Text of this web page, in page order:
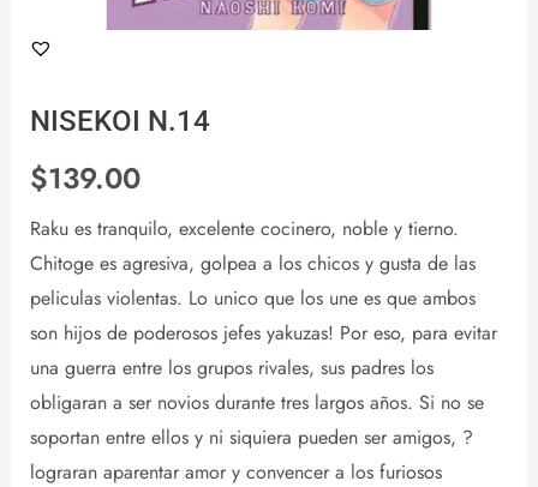
NISEKOI N.14
$139.00
Raku es tranquilo, excelente cocinero, noble y tierno.
Chitoge es agresiva, golpea a los chicos y gusta de las
peliculas violentas. Lo unico que los une es que ambos
son hijos de poderosos jefes yakuzas! Por eso, para evitar
una guerra entre los grupos rivales, sus padres los
obligaran a ser novios durante tres largos años. Si no se
soportan entre ellos y ni siquiera pueden ser amigos, ?
lograran aparentar amor y convencer a los furiosos